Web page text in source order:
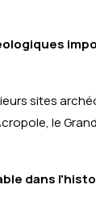
sites
le
dans